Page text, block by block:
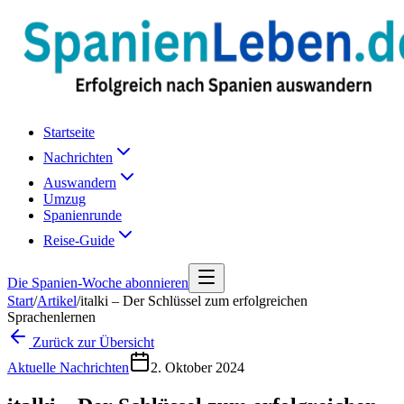
Startseite
Nachrichten
Auswandern
Umzug
Spanienrunde
Reise-Guide
Die Spanien-Woche abonnieren
Start/Artikel/italki – Der Schlüssel zum erfolgreichen
Sprachenlernen
Zurück zur Übersicht
Aktuelle Nachrichten
2. Oktober 2024